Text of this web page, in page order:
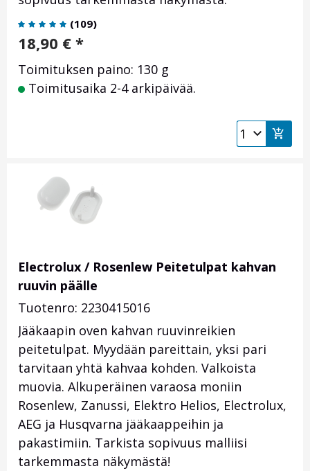
(109)
18,90 € *
Toimituksen paino: 130 g
Toimitusaika 2-4 arkipäivää.
Electrolux / Rosenlew Peitetulpat kahvan
ruuvin päälle
Tuotenro: 2230415016
Jääkaapin oven kahvan ruuvinreikien
peitetulpat. Myydään pareittain, yksi pari
tarvitaan yhtä kahvaa kohden. Valkoista
muovia. Alkuperäinen varaosa moniin
Rosenlew, Zanussi, Elektro Helios, Electrolux,
AEG ja Husqvarna jääkaappeihin ja
pakastimiin. Tarkista sopivuus malliisi
tarkemmasta näkymästä!